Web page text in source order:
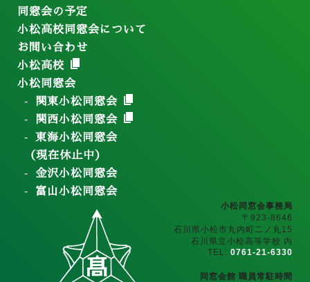
同窓会の予定
小松高校同窓会について
お問い合わせ
小松高校
小松同窓会
関東小松同窓会
関西小松同窓会
東海小松同窓会
（現在休止中）
金沢小松同窓会
富山小松同窓会
小松同窓会事務局
〒923-8646
石川県小松市丸内町二ノ丸15
石川県立小松高等学校 内
TEL: 0761-21-6330
同窓会館 職員常駐時間